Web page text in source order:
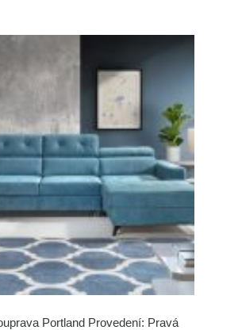
Portland Provedení: Pravá